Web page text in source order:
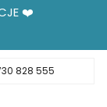
❤️
828 555